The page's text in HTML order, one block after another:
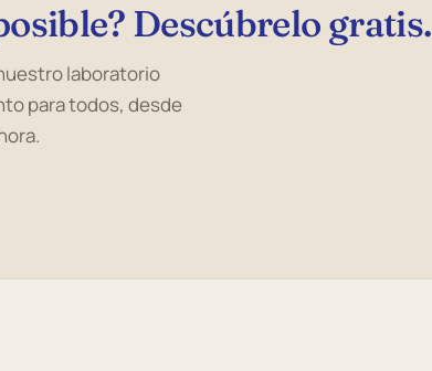
Descúbrelo gratis.
laboratorio
para todos, desde